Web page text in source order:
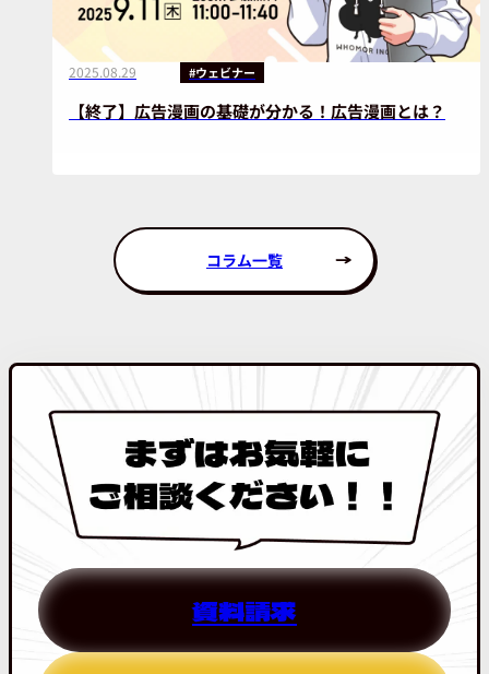
2025.08.29 #ウェビナー
【終了】広告漫画の基礎が分かる！広告漫画とは？
コラム一覧
資料請求